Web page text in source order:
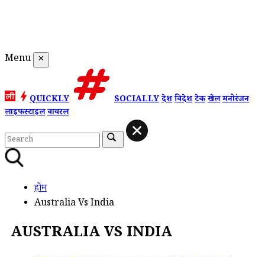
Menu ✕
QUICKLY SOCIALLYदेशविदेशटेकखेलमनोरंजन
लाइफस्टाइलवायरल
होम
Australia Vs India
AUSTRALIA VS INDIA